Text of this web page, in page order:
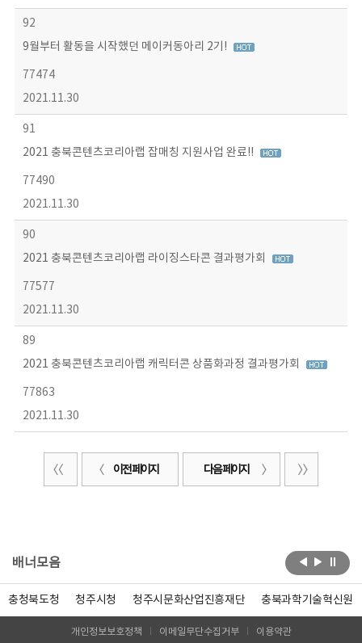
92
9월부터 활동을 시작했던 메이커동아리 2기!
77474
2021.11.30
91
2021 충북콘텐츠코리아랩 잡매칭 지원사업 완료!!
77490
2021.11.30
90
2021 충북콘텐츠코리아랩 라이징스타콘 결과평가회
77577
2021.11.30
89
2021 충북콘텐츠코리아랩 캐릭터콘 상품화과정 결과평가회
77863
2021.11.30
이전 페이지 다음 페이지
배너모음
충청북도청 청주시청 청주시문화산업진흥재단 충북과학기술혁신원
개인정보보호정책 이메일무단수집거부 이용약관